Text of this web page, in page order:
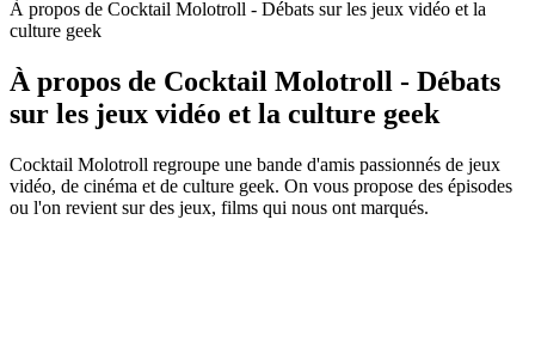
À propos de Cocktail Molotroll - Débats sur les jeux vidéo et la
culture geek
À propos de Cocktail Molotroll - Débats
sur les jeux vidéo et la culture geek
Cocktail Molotroll regroupe une bande d'amis passionnés de jeux
vidéo, de cinéma et de culture geek. On vous propose des épisodes
ou l'on revient sur des jeux, films qui nous ont marqués.